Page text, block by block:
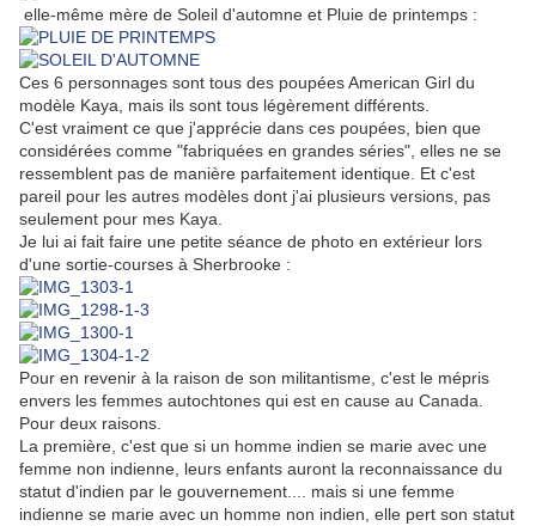
elle-même mère de Soleil d'automne et Pluie de printemps :
Ces 6 personnages sont tous des poupées American Girl du
modèle Kaya, mais ils sont tous légèrement différents.
C'est vraiment ce que j'apprécie dans ces poupées, bien que
considérées comme "fabriquées en grandes séries", elles ne se
ressemblent pas de manière parfaitement identique. Et c'est
pareil pour les autres modèles dont j'ai plusieurs versions, pas
seulement pour mes Kaya.
Je lui ai fait faire une petite séance de photo en extérieur lors
d'une sortie-courses à Sherbrooke :
Pour en revenir à la raison de son militantisme, c'est le mépris
envers les femmes autochtones qui est en cause au Canada.
Pour deux raisons.
La première, c'est que si un homme indien se marie avec une
femme non indienne, leurs enfants auront la reconnaissance du
statut d'indien par le gouvernement.... mais si une femme
indienne se marie avec un homme non indien, elle pert son statut